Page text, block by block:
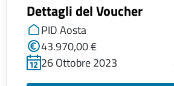
Dettagli del Voucher
PID Aosta
43.970,00 €
26 Ottobre 2023